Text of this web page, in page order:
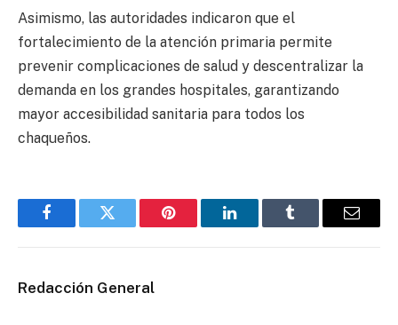
Asimismo, las autoridades indicaron que el
fortalecimiento de la atención primaria permite
prevenir complicaciones de salud y descentralizar la
demanda en los grandes hospitales, garantizando
mayor accesibilidad sanitaria para todos los
chaqueños.
FacebookTwitter Pinterest LinkedInTumblr Email
Redacción General